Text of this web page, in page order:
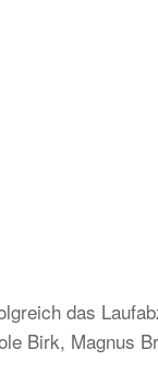
das
Birk, Magnus